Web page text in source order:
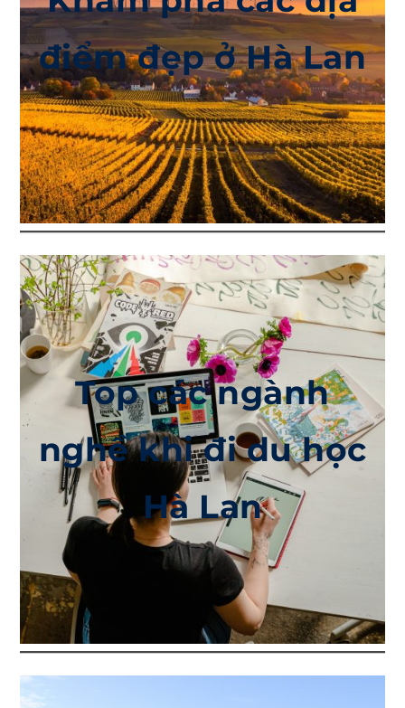
điểm đẹp ở Hà Lan
Top các ngành
nghề khi đi du học
Hà Lan